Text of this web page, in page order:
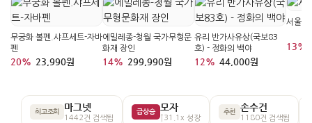
무궁화 볼펜.샤프세트-자바
펜
20% 23,990원
에밀레종-청월 국가무형문
화재 장인
14% 299,990원
유리 반가사유상(국보83
호) - 정화의 백야
12% 44,000원
서울명
13%
최고조회 마그넷
1442건 검색됨
급상승 모자
↑31.1x 성장
추천 손수건
1180건 검색됨